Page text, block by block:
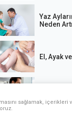
Yaz
Neden
El, Ayak
sağlamak,